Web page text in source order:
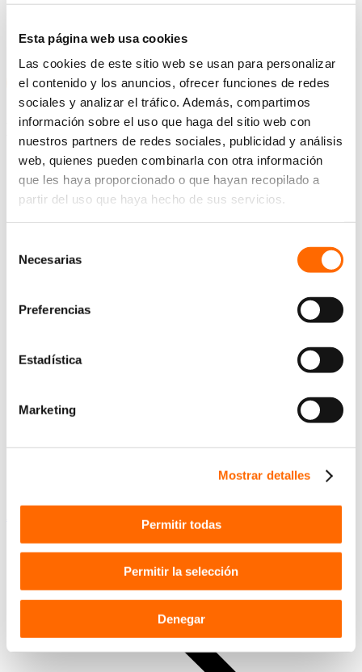
Esta página web usa cookies
Las cookies de este sitio web se usan para personalizar
el contenido y los anuncios, ofrecer funciones de redes
sociales y analizar el tráfico. Además, compartimos
información sobre el uso que haga del sitio web con
nuestros partners de redes sociales, publicidad y análisis
web, quienes pueden combinarla con otra información
que les haya proporcionado o que hayan recopilado a
partir del uso que haya hecho de sus servicios.
Necesarias
Preferencias
Estadística
Marketing
Mostrar detalles
Permitir todas
Permitir la selección
Denegar
medida.
Teléfono: 981 143 021
Navegación entre publicaciones